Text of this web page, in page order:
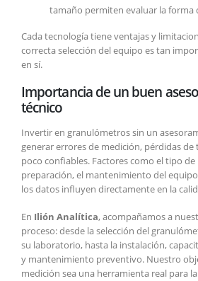
tamaño permiten evaluar la forma
Cada tecnología tiene ventajas y
correcta selección del equipo es tan
en sí.
Importancia de un buen
técnico
Invertir en granulómetros sin un
generar errores de medición, pérdidas
poco confiables. Factores como el tipo
preparación, el mantenimiento del
los datos influyen directamente en la
En Ilión Analítica, acompañamos a
proceso: desde la selección del
su laboratorio, hasta la instalación,
y mantenimiento preventivo. Nuestro
medición sea una herramienta real para